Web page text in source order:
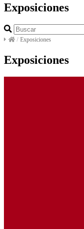
Exposiciones
/ Exposiciones
Exposiciones